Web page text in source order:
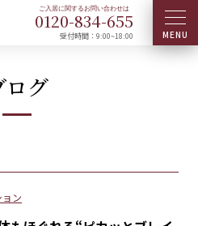
0120-834-655
受付時間：9:00~18:00
ログ
ン